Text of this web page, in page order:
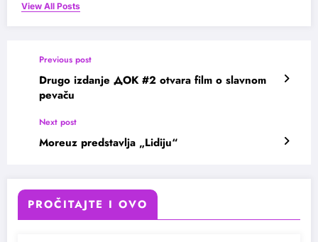
View All Posts
Previous post
Drugo izdanje ДОК #2 otvara film o slavnom
pevaču
Next post
Moreuz predstavlja „Lidiju“
PROČITAJTE I OVO